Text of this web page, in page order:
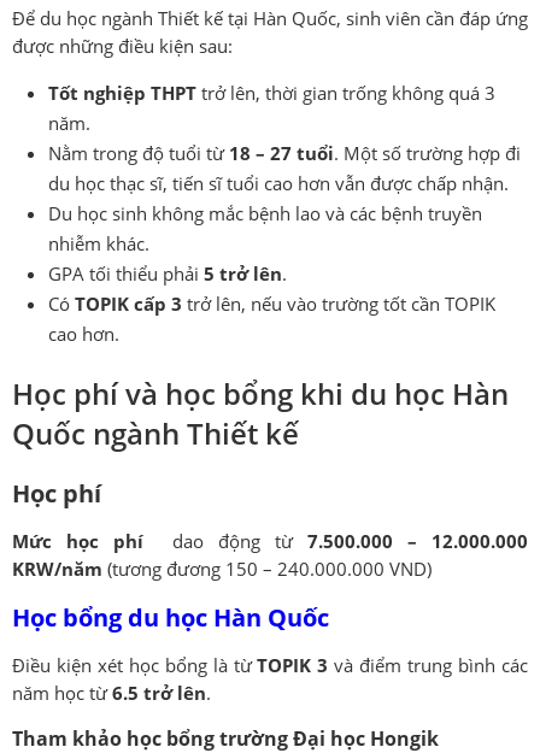
Để du học ngành Thiết kế tại Hàn Quốc, sinh viên cần đáp ứng
được những điều kiện sau:
Tốt nghiệp THPT trở lên, thời gian trống không quá 3
năm.
Nằm trong độ tuổi từ 18 – 27 tuổi. Một số trường hợp đi
du học thạc sĩ, tiến sĩ tuổi cao hơn vẫn được chấp nhận.
Du học sinh không mắc bệnh lao và các bệnh truyền
nhiễm khác.
GPA tối thiểu phải 5 trở lên.
Có TOPIK cấp 3 trở lên, nếu vào trường tốt cần TOPIK
cao hơn.
Học phí và học bổng khi du học Hàn
Quốc ngành Thiết kế
Học phí
Mức học phí dao động từ 7.500.000 – 12.000.000
KRW/năm (tương đương 150 – 240.000.000 VND)
Học bổng du học Hàn Quốc
Điều kiện xét học bổng là từTOPIK 3 và điểm trung bình các
năm học từ6.5 trở lên.
Tham khảo học bổng trường Đại học Hongik